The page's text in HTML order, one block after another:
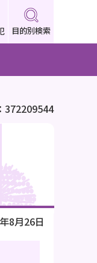
目的別検索
372209544
8月26日